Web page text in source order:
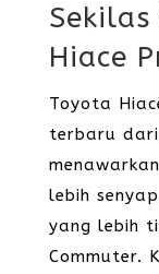
Hiace
Toyota
terbaru
lebih
yang lebih
Commuter.